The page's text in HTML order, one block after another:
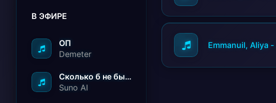
В ЭФИРЕ
ОП
Demeter
Сколько б не было вам лет не грустите
Suno AI
Emmanuil, Aliya -